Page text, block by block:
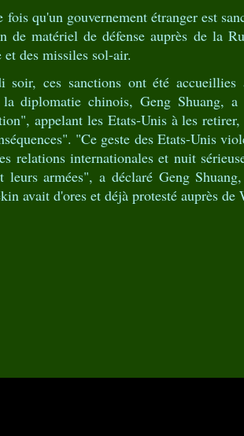
fois qu'un gouvernement étranger est
de matériel de défense auprès de la
et des missiles sol-air.
soir, ces sanctions ont été
la diplomatie chinois, Geng Shuang,
appelant les Etats-Unis à les
"Ce geste des Etats-Unis
relations internationales et nuit
leurs armées", a déclaré Geng
avait d'ores et déjà protesté auprès de